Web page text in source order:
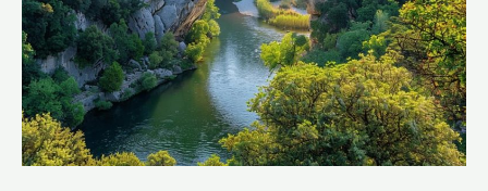
du
Vaucluse
sans
jamais
prononcer
son